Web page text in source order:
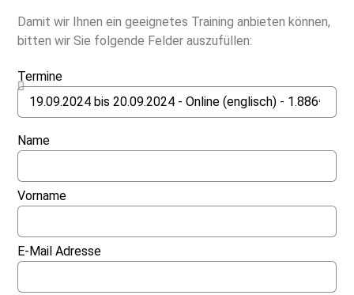
Damit wir Ihnen ein geeignetes Training anbieten können,
bitten wir Sie folgende Felder auszufüllen:
Termine
Name
Vorname
E-Mail Adresse